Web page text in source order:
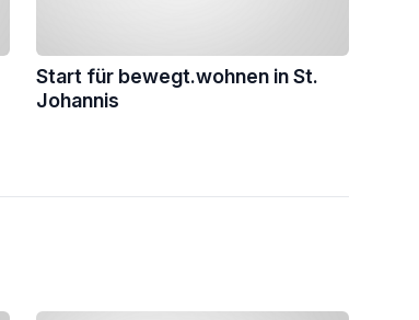
Start für bewegt.wohnen in St.
Johannis